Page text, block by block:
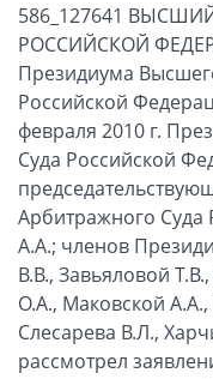
586_127641
РОССИЙСКОЙ
Президиума
Российской
февраля 2010 г.
Суда Российской
Арбитражного Суда
А.А.; членов
В.В., Завьяловой
О.А., Маковской
Слесарева В.Л.,
рассмотрел